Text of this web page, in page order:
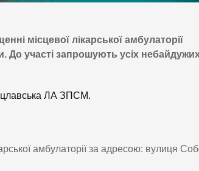
місцевої лікарської амбулаторії
До участі запрошують усіх
ЛА ЗПСМ.
амбулаторії за адресою: вулиця